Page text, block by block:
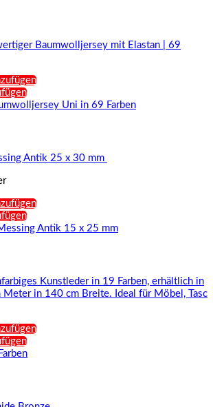
Uni in 69 Farben
Antik 15 x 25 mm